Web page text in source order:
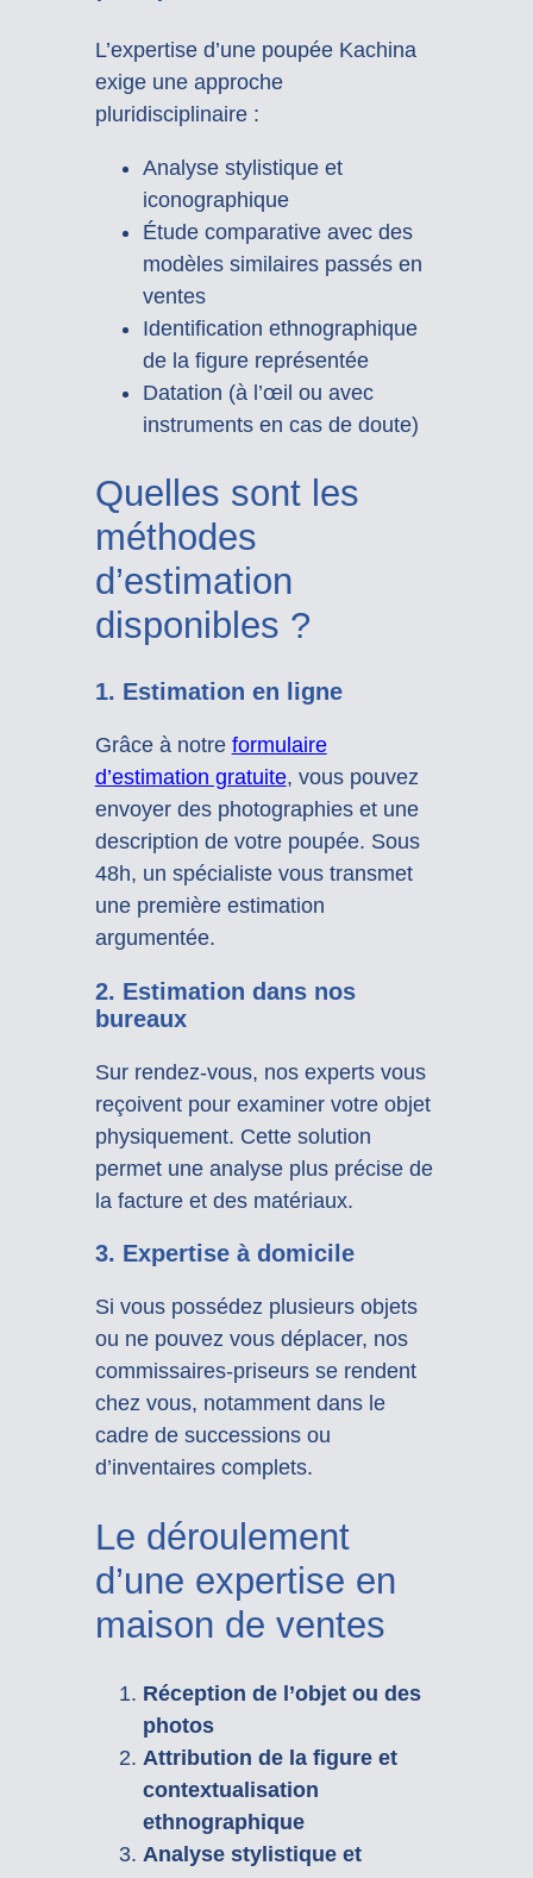
L’expertise d’une poupée Kachina
exige une approche
pluridisciplinaire :
Analyse stylistique et
iconographique
Étude comparative avec des
modèles similaires passés en
ventes
Identification ethnographique
de la figure représentée
Datation (à l’œil ou avec
instruments en cas de doute)
Quelles sont les
méthodes
d’estimation
disponibles ?
1. Estimation en ligne
Grâce à notre formulaire
d’estimation gratuite, vous pouvez
envoyer des photographies et une
description de votre poupée. Sous
48h, un spécialiste vous transmet
une première estimation
argumentée.
2. Estimation dans nos
bureaux
Sur rendez-vous, nos experts vous
reçoivent pour examiner votre objet
physiquement. Cette solution
permet une analyse plus précise de
la facture et des matériaux.
3. Expertise à domicile
Si vous possédez plusieurs objets
ou ne pouvez vous déplacer, nos
commissaires-priseurs se rendent
chez vous, notamment dans le
cadre de successions ou
d’inventaires complets.
Le déroulement
d’une expertise en
maison de ventes
Réception de l’objet ou des
photos
Attribution de la figure et
contextualisation
ethnographique
Analyse stylistique et